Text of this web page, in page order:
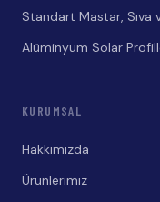
Standart Mastar, Sıva
Alüminyum Solar
KURUMSAL
Hakkımızda
Ürünlerimiz